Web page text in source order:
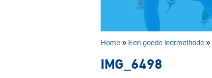
Home » Een goede leermethode »
IMG_6498